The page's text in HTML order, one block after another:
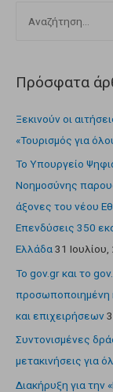
Πρόσφατα
Ξεκινούν οι
«Τουρισμός για
Το Υπουργείο
Νοημοσύνης
άξονες του νέου
Επενδύσεις 350
Ελλάδα31
Το gov.gr και το
προσωποποιημένη
και επιχειρήσεων
Συντονισμένες
μετακινήσεις για
Διακήρυξη για την